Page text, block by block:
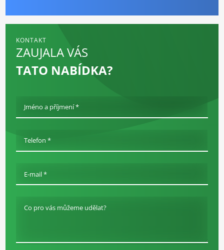
KONTAKT
ZAUJALA VÁS
TATO NABÍDKA?
Jméno a příjmení *
Telefon *
E-mail *
Co pro vás můžeme udělat?